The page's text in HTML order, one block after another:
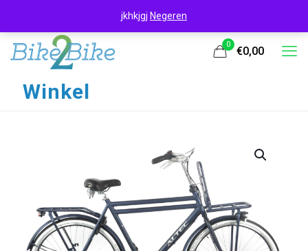
0
€0,00
Winkel
jkhkjgj Negeren